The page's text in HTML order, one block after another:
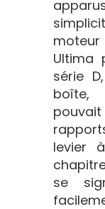
Ultima
série
boîte,
levier
se